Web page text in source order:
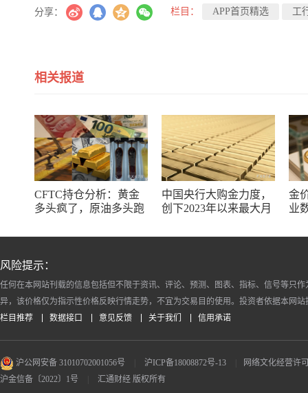
分享： 栏目： APP首页精选 工
相关报道
CFTC持仓分析：黄金
多头疯了，原油多头跑
中国央行大购金力度，
创下2023年以来最大月
金
业
风险提示：
任何在本网站刊载的信息包括但不限于资讯、评论、预测、图表、指标、信号等只
异，该价格仅为指示性价格反映行情走势，不宜为交易目的使用。投资者依据本网
栏目推荐
数据接口 意见反馈 关于我们 信用承诺
沪公网安备 31010702001056号 沪ICP备18008872号-13
网络文化经营许
沪金信备〔2022〕1号
汇通财经 版权所有